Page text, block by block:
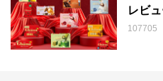
レビ
107705